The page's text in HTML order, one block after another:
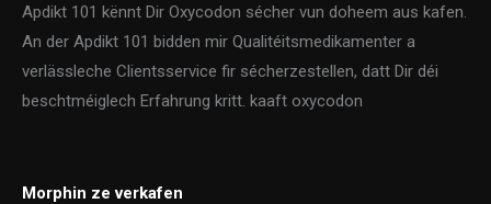
Apdikt 101 kënnt Dir Oxycodon sécher vun doheem aus kafen.
An der Apdikt 101 bidden mir Qualitéitsmedikamenter a
verlässleche Clientsservice fir sécherzestellen, datt Dir déi
beschtméiglech Erfahrung kritt. kaaft oxycodon
Morphin ze verkafen